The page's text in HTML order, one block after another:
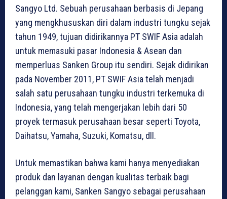
Sangyo Ltd. Sebuah perusahaan berbasis di Jepang
yang mengkhususkan diri dalam industri tungku sejak
tahun 1949, tujuan didirikannya PT SWIF Asia adalah
untuk memasuki pasar Indonesia & Asean dan
memperluas Sanken Group itu sendiri. Sejak didirikan
pada November 2011, PT SWIF Asia telah menjadi
salah satu perusahaan tungku industri terkemuka di
Indonesia, yang telah mengerjakan lebih dari 50
proyek termasuk perusahaan besar seperti Toyota,
Daihatsu, Yamaha, Suzuki, Komatsu, dll.
Untuk memastikan bahwa kami hanya menyediakan
produk dan layanan dengan kualitas terbaik bagi
pelanggan kami, Sanken Sangyo sebagai perusahaan